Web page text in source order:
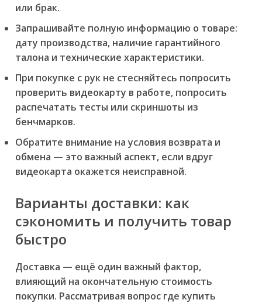
или брак.
Запрашивайте полную информацию о товаре:
дату производства, наличие гарантийного
талона и технические характеристики.
При покупке с рук не стесняйтесь попросить
проверить видеокарту в работе, попросить
распечатать тесты или скриншоты из
бенчмарков.
Обратите внимание на условия возврата и
обмена — это важный аспект, если вдруг
видеокарта окажется неисправной.
Варианты доставки: как
сэкономить и получить товар
быстро
Доставка — ещё один важный фактор,
влияющий на окончательную стоимость
покупки. Рассматривая вопрос где купить